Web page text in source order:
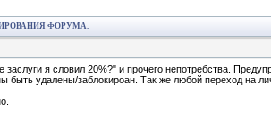
ФОРУМА.
я словил 20%?" и прочего непотребства.
удалены/заблокироан. Так же любой переход на